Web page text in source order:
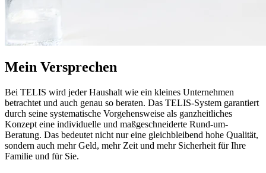
Mein Versprechen
Bei TELIS wird jeder Haushalt wie ein kleines Unternehmen
betrachtet und auch genau so beraten. Das TELIS-System garantiert
durch seine systematische Vorgehensweise als ganzheitliches
Konzept eine individuelle und maßgeschneiderte Rund-um-
Beratung. Das bedeutet nicht nur eine gleichbleibend hohe Qualität,
sondern auch mehr Geld, mehr Zeit und mehr Sicherheit für Ihre
Familie und für Sie.